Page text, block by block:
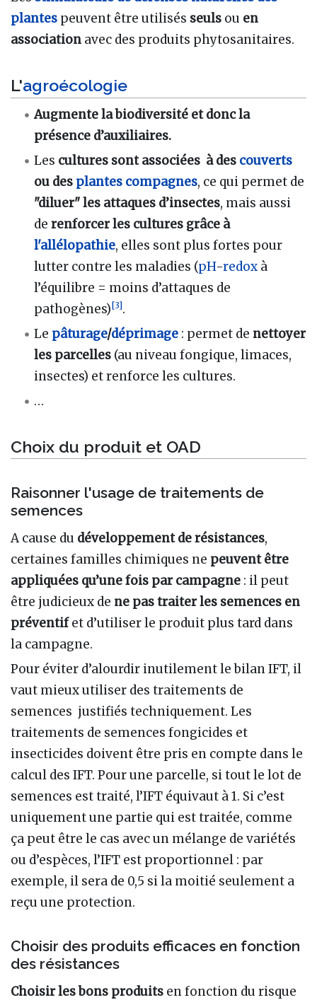
plantes peuvent être utilisés seuls ou en
association avec des produits phytosanitaires.
L'agroécologie
Augmente la biodiversité et donc la
présence d’auxiliaires.
Les cultures sont associées à des couverts
ou des plantes compagnes, ce qui permet de
"diluer" les attaques d’insectes, mais aussi
derenforcer les cultures grâce à
l'allélopathie, elles sont plus fortes pour
lutter contre les maladies (pH-redox à
l’équilibre = moins d’attaques de
pathogènes)[3].
Le pâturage/déprimage : permet de nettoyer
les parcelles (au niveau fongique, limaces,
insectes) et renforce les cultures.
…
Choix du produit et OAD
Raisonner l'usage de traitements de
semences
A cause du développement de résistances,
certaines familles chimiques ne peuvent être
appliquées qu’une fois par campagne : il peut
être judicieux de ne pas traiter les semences en
préventifet d’utiliser le produit plus tard dans
la campagne.
Pour éviter d’alourdir inutilement le bilan IFT, il
vaut mieux utiliser des traitements de
semences justifiés techniquement. Les
traitements de semences fongicides et
insecticides doivent être pris en compte dans le
calcul des IFT. Pour une parcelle, si tout le lot de
semences est traité, l’IFT équivaut à 1. Si c’est
uniquement une partie qui est traitée, comme
ça peut être le cas avec un mélange de variétés
ou d’espèces, l’IFT est proportionnel : par
exemple, il sera de 0,5 si la moitié seulement a
reçu une protection.
Choisir des produits efficaces en fonction
des résistances
Choisir les bons produits en fonction du risque